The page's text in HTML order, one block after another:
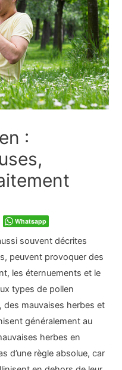
:
Whatsapp
souvent décrites
peuvent provoquer des
les éternuements et le
types de pollen
des mauvaises herbes et
généralement au
herbes en
d’une règle absolue, car